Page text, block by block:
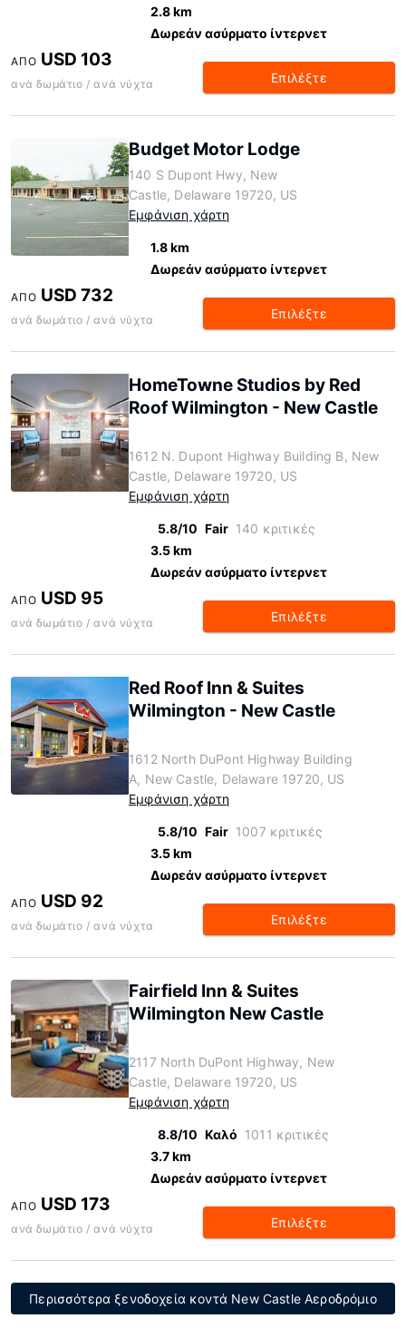
2.8 km
Δωρεάν ασύρματο ίντερνετ
ΑΠΌ USD 103
ανά δωμάτιο / ανά νύχτα Επιλέξτε
Budget Motor Lodge
140 S Dupont Hwy, New
Castle, Delaware 19720, US
Εμφάνιση χάρτη
1.8 km
Δωρεάν ασύρματο ίντερνετ
ΑΠΌ USD 732
ανά δωμάτιο / ανά νύχτα Επιλέξτε
HomeTowne Studios by Red
Roof Wilmington - New Castle
1612 N. Dupont Highway Building B, New
Castle, Delaware 19720, US
Εμφάνιση χάρτη
5.8/10 Fair 140 κριτικές
3.5 km
Δωρεάν ασύρματο ίντερνετ
ΑΠΌ USD 95
ανά δωμάτιο / ανά νύχτα Επιλέξτε
Red Roof Inn & Suites
Wilmington - New Castle
1612 North DuPont Highway Building
A, New Castle, Delaware 19720, US
Εμφάνιση χάρτη
5.8/10 Fair 1007 κριτικές
3.5 km
Δωρεάν ασύρματο ίντερνετ
ΑΠΌ USD 92
ανά δωμάτιο / ανά νύχτα Επιλέξτε
Fairfield Inn & Suites
Wilmington New Castle
2117 North DuPont Highway, New
Castle, Delaware 19720, US
Εμφάνιση χάρτη
8.8/10 Καλό 1011 κριτικές
3.7 km
Δωρεάν ασύρματο ίντερνετ
ΑΠΌ USD 173
ανά δωμάτιο / ανά νύχτα Επιλέξτε
Περισσότερα ξενοδοχεία κοντά New Castle Αεροδρόμιο